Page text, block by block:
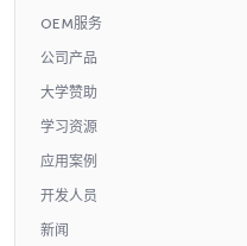
OEM服务
公司产品
大学赞助
学习资源
应用案例
开发人员
新闻